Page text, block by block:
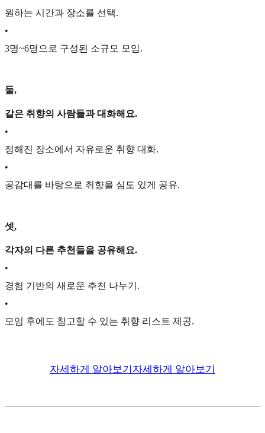
원하는 시간과 장소를 선택.
•
3명~6명으로 구성된 소규모 모임.
둘,
같은 취향의 사람들과 대화해요.
•
정해진 장소에서 자유로운 취향 대화.
•
공감대를 바탕으로 취향을 심도 있게 공유.
셋,
각자의 다른 추천들을 공유해요.
•
경험 기반의 새로운 추천 나누기.
•
모임 후에도 참고할 수 있는 취향 리스트 제공.
자세하게 알아보기 자세하게 알아보기